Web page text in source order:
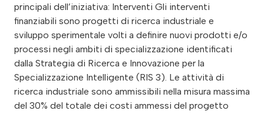
principali dell’iniziativa: Interventi Gli interventi
finanziabili sono progetti di ricerca industriale e
sviluppo sperimentale volti a definire nuovi prodotti e/o
processi negli ambiti di specializzazione identificati
dalla Strategia di Ricerca e Innovazione per la
Specializzazione Intelligente (RIS 3). Le attività di
ricerca industriale sono ammissibili nella misura massima
del 30% del totale dei costi ammessi del progetto